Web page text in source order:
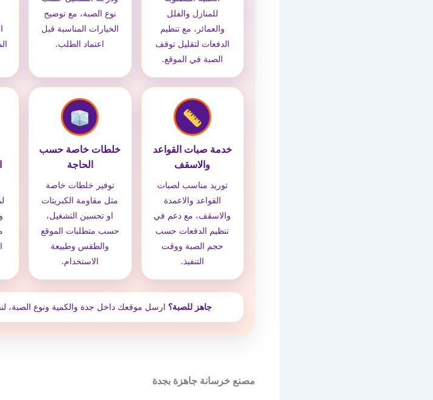
للمنازل والفلل
والعمائر، مع تنظيم
الدفعات لتقليل توقف
الصبة في الموقع.
نوع الصبة، مع توضيح
الخيارات المناسبة قبل
اعتماد الطلب.
خدمة صبات القواعد
والاسقف
توريد مناسب لصبات
القواعد والاعمدة
والاسقف، مع دعم في
تنظيم الدفعات حسب
حجم الصبة ووقت
التنفيذ.
خلطات خاصة حسب
الحاجة
توفير خلطات خاصة
مثل مقاومة الكبريتات
او تحسين التشغيل،
حسب متطلبات الموقع
والطقس وطبيعة
الاستخدام.
جاهز للصبة؟ ارسل موقعك داخل جدة والكمية ونوع الصبة،
مصنع خرسانة جاهزة بجدة